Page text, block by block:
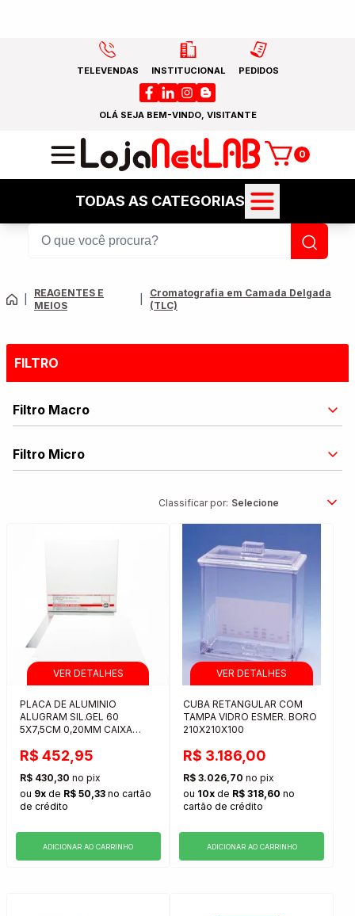
TELEVENDAS INSTITUCIONAL PEDIDOS
OLÁ SEJA BEM-VINDO, VISITANTE
0
TODAS AS CATEGORIAS
REAGENTES E
MEIOS
Cromatografia em Camada Delgada
(TLC)
FILTRO
Filtro Macro
Filtro Micro
Classificar por:
PLACA DE ALUMINIO
ALUGRAM SIL.GEL 60
5X7,5CM 0,20MM CAIXA
R$ 452,95
R$ 430,30 no pix
ou 9x de R$ 50,33 no cartão
de crédito
ADICIONAR AO CARRINHO
CUBA RETANGULAR COM
TAMPA VIDRO ESMER. BORO
210X210X100
R$ 3.186,00
R$ 3.026,70 no pix
ou 10x de R$ 318,60 no
cartão de crédito
ADICIONAR AO CARRINHO